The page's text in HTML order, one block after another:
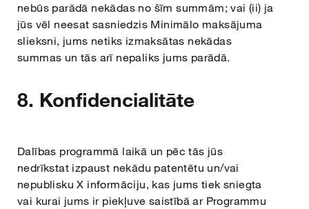
nebūs parādā nekādas no šīm summām; vai (ii) ja
jūs vēl neesat sasniedzis Minimālo maksājuma
slieksni, jums netiks izmaksātas nekādas
summas un tās arī nepaliks jums parādā.
8. Konfidencialitāte
Dalības programmā laikā un pēc tās jūs
nedrīkstat izpaust nekādu patentētu un/vai
nepublisku X informāciju, kas jums tiek sniegta
vai kurai jums ir piekļuve saistībā ar Programmu